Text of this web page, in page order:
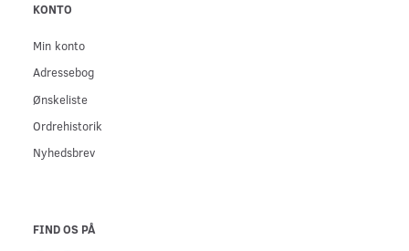
KONTO
Min konto
Adressebog
Ønskeliste
Ordrehistorik
Nyhedsbrev
FIND OS PÅ